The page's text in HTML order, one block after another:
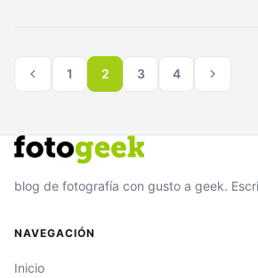
de
Página
1 2 3 4
Página
blog de fotografía con gusto a geek.
NAVEGACIÓN
Inicio